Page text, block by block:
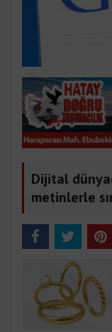
Dijital
metinlerle